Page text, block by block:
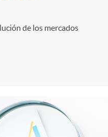
de los mercados